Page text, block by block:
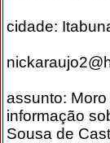
cidade:
assunto:
informação
Sousa de